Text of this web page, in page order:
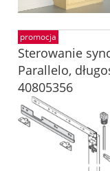
Sterowanie
Parallelo,
40805356
promocja